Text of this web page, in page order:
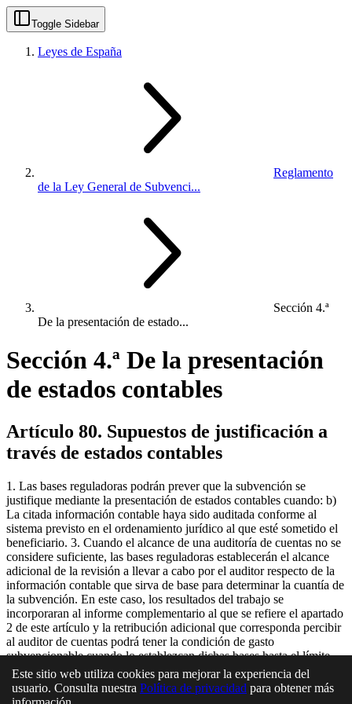
Toggle Sidebar
Leyes de España
Reglamento
de la Ley General de Subvenci...
Sección 4.ª
De la presentación de estado...
Sección 4.ª De la presentación
de estados contables
Artículo 80. Supuestos de justificación a
través de estados contables
1. Las bases reguladoras podrán prever que la subvención se
justifique mediante la presentación de estados contables cuando: b)
La citada información contable haya sido auditada conforme al
sistema previsto en el ordenamiento jurídico al que esté sometido el
beneficiario. 3. Cuando el alcance de una auditoría de cuentas no se
considere suficiente, las bases reguladoras establecerán el alcance
adicional de la revisión a llevar a cabo por el auditor respecto de la
información contable que sirva de base para determinar la cuantía de
la subvención. En este caso, los resultados del trabajo se
incorporaran al informe complementario al que se refiere el apartado
2 de este artículo y la retribución adicional que corresponda percibir
al auditor de cuentas podrá tener la condición de gasto
subvencionable cuando lo establezcan dichas bases hasta el límite
que en ellas se fije.
En esta página
Este sitio web utiliza cookies para mejorar la experiencia del
usuario. Consulta nuestra Política de privacidad para obtener más